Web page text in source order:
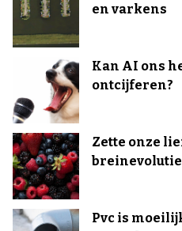
en varkens
Kan AI ons
ontcijferen?
Zette onze
Pvc is